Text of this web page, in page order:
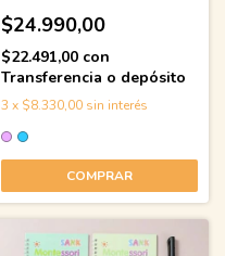
$24.990,00
$22.491,00 con
Transferencia o depósito
3 x $8.330,00 sin interés
COMPRAR